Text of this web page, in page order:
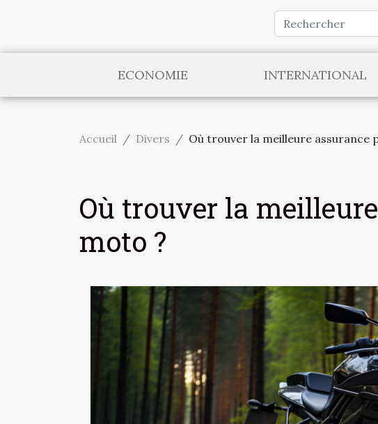
ECONOMIE INTERNATIONAL
Accueil Divers Où trouver la meilleure assurance
Où trouver la
moto ?